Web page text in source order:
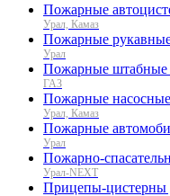
Пожарные
Урал, Камаз
Пожарные
Урал
Пожарные штабные
ГАЗ
Пожарные
Урал, Камаз
Пожарные
Урал
Пожарно-
Урал-NEXT
Прицепы-цистерны